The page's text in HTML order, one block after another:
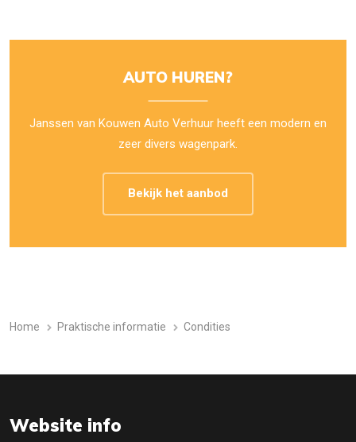
AUTO HUREN?
Janssen van Kouwen Auto Verhuur heeft een modern en
zeer divers wagenpark.
Bekijk het aanbod
Home Praktische informatie Condities
Website info